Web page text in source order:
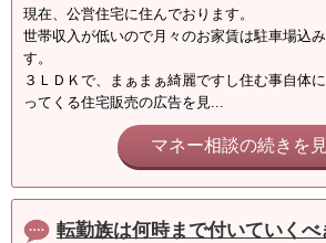
現在、公営住宅に住んでおります。
世帯収入が低いので月々のお家賃は駐車場込
す。
３ＬＤＫで、まぁまぁ綺麗ですし住む事自体
ってくる住宅販売の広告を見...
マネー相談の続きを
転勤族は何時まで付いていくべ